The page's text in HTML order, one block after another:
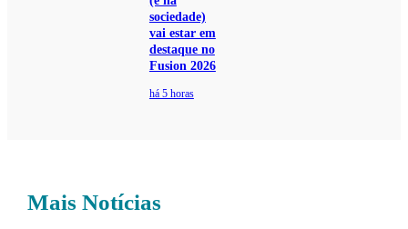
sociedade)
vai estar em
destaque no
Fusion 2026
há 5 horas
Mais Notícias